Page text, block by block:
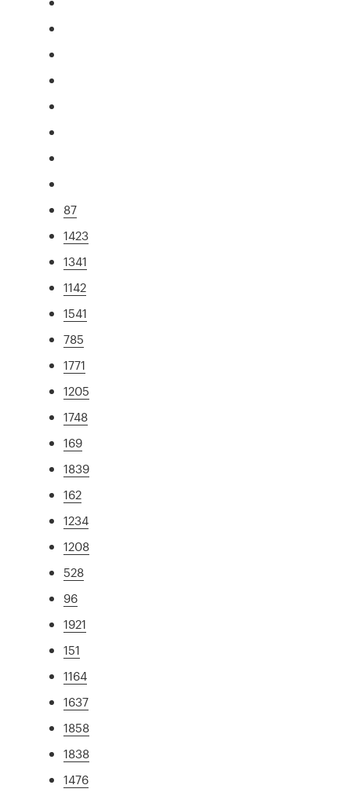
87
1423
1341
1142
1541
785
1771
1205
1748
169
1839
162
1234
1208
528
96
1921
151
1164
1637
1858
1838
1476